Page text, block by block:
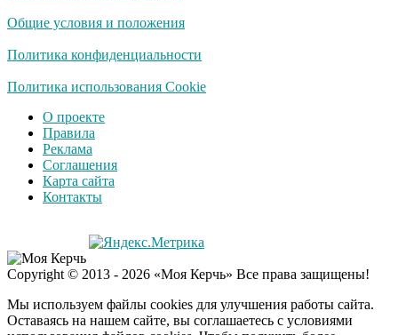
Общие условия и положения
Политика конфиденциальности
Политика использования Cookie
О проекте
Правила
Реклама
Соглашения
Карта сайта
Контакты
Copyright © 2013 - 2026 «Моя Керчь» Все права защищены!
Мы используем файлы cookies для улучшения работы сайта.
Оставаясь на нашем сайте, вы соглашаетесь с условиями